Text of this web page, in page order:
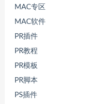
MAC专区
MAC软件
PR插件
PR教程
PR模板
PR脚本
PS插件